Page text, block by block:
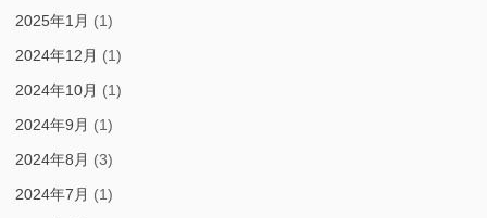
2025年1月 (1)
2024年12月 (1)
2024年10月 (1)
2024年9月 (1)
2024年8月 (3)
2024年7月 (1)